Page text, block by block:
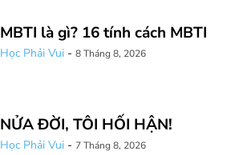
MBTI là gì? 16 tính cách MBTI
Học Phải Vui - 8 Tháng 8, 2026
NỬA ĐỜI, TÔI HỐI HẬN!
Học Phải Vui - 7 Tháng 8, 2026